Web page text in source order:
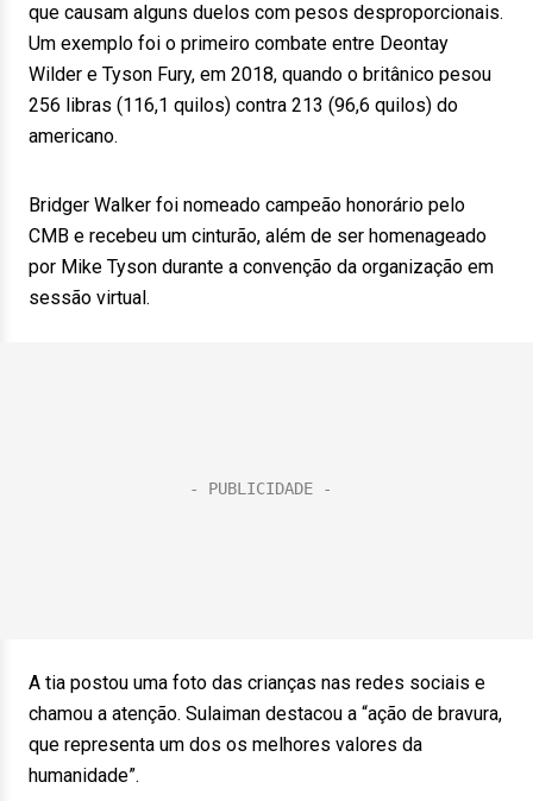
que causam alguns duelos com pesos desproporcionais.
Um exemplo foi o primeiro combate entre Deontay
Wilder e Tyson Fury, em 2018, quando o britânico pesou
256 libras (116,1 quilos) contra 213 (96,6 quilos) do
americano.
Bridger Walker foi nomeado campeão honorário pelo
CMB e recebeu um cinturão, além de ser homenageado
por Mike Tyson durante a convenção da organização em
sessão virtual.
A tia postou uma foto das crianças nas redes sociais e
chamou a atenção. Sulaiman destacou a “ação de bravura,
que representa um dos os melhores valores da
humanidade”.